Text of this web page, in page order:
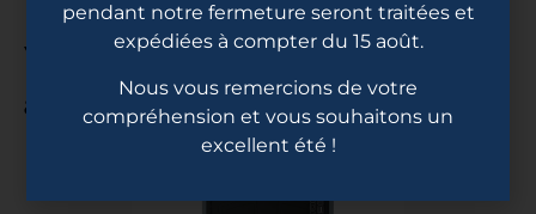
Vous pourriez
aimez...
pendant notre fermeture seront traitées et
expédiées à compter du 15 août.
Nous vous remercions de votre
compréhension et vous souhaitons un
excellent été !